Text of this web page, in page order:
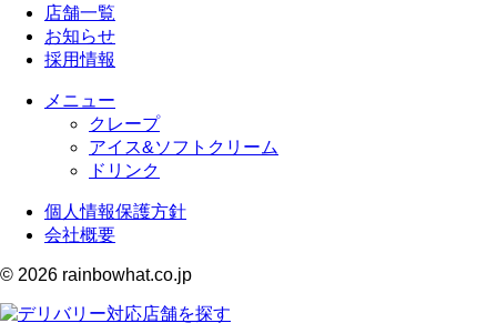
店舗一覧
お知らせ
採用情報
メニュー
クレープ
アイス&ソフトクリーム
ドリンク
個人情報保護方針
会社概要
© 2026 rainbowhat.co.jp